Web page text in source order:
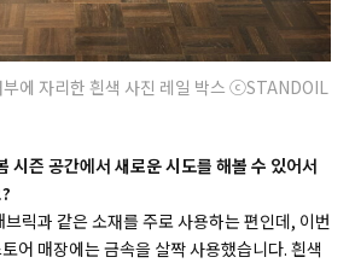
에 자리한 흰색 사진 레일 박스 ⓒSTANDOIL
시즌 공간에서 새로운 시도를 해볼 수 있어서
릭과 같은 소재를 주로 사용하는 편인데, 이번
어 매장에는 금속을 살짝 사용했습니다. 흰색